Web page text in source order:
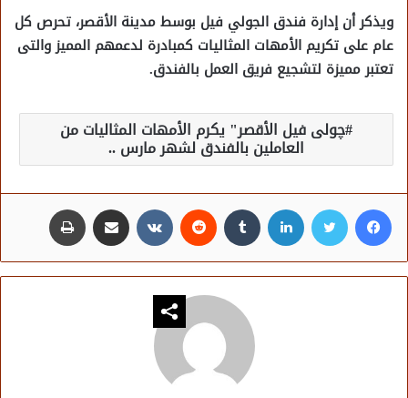
ويذكر أن إدارة فندق الجولي فيل بوسط مدينة الأقصر، تحرص كل
عام على تكريم الأمهات المثاليات كمبادرة لدعمهم المميز والتى
تعتبر مميزة لتشجيع فريق العمل بالفندق.
چولى فيل الأقصر" يكرم الأمهات المثاليات من
العاملين بالفندق لشهر مارس ..
فيسبوك تويتر لينكدإن مشاركة عبر البريد